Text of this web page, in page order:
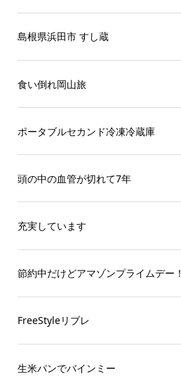
島根県浜田市 すし蔵
食い倒れ岡山旅
ポータブルセカンド冷凍冷蔵庫
頭の中の血管が切れて7年
充実しています
節約中だけどアマゾンプライムデー！
FreeStyleリブレ
生米パンでバインミー